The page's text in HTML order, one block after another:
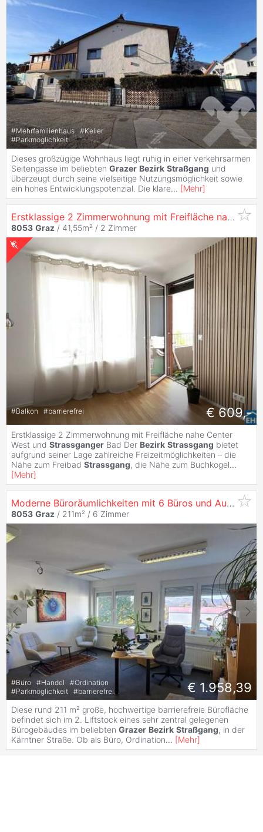
#Mehrfamilienhaus #Keller
#Parkmöglichkeit
Dieses großzügige Wohnhaus liegt ruhig in einer verkehrsarmen
Seitengasse im beliebten Grazer Bezirk Straßgang und
überzeugt durch seine vielseitige Nutzungsmöglichkeit sowie
ein hohes Entwicklungspotenzial. Die klare... [Mehr]
Erstklassige 2 Zimmerwohnung mit Freifläche nahe Center West und
8053 Graz / 41,55m² / 2 Zimmer
#Balkon #barrierefrei € 609,-
Erstklassige 2 Zimmerwohnung mit Freifläche nahe Center
West und Strassganger Bad Der Bezirk Strassgang bietet
aufgrund seiner Lage zahlreiche Freizeitmöglichkeiten – die
Nähe zum Freibad Strassgang, die Nähe zum Buchkogel...
[Mehr]
Moderne Büroräumlichkeiten mit 6 Büros und Ausreichend Kfz-Stellplätzen in Frequentierter Lage im
8053 Graz / 211m² / 6 Zimmer
#Büro #Handel #Ordination
#Parkmöglichkeit #barrierefrei € 1.958,39
Diese rund 211 m² große, hochwertige barrierefreie Bürofläche
befindet sich im 2. Liftstock eines sehr zentral gelegenen
Bürogebäudes im beliebten Grazer Bezirk Straßgang, in der
Kärntner Straße. Ob als Büro, Ordination... [Mehr]